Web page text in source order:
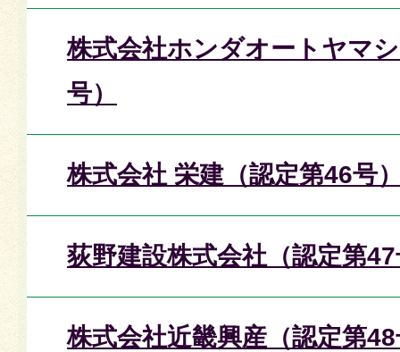
株式会社ホンダオートヤマ
号）
株式会社 栄建（認定第46号
荻野建設株式会社（認定第
株式会社近畿興産（認定第